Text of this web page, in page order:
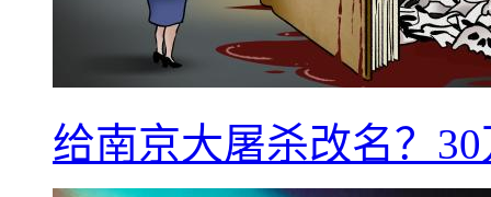
给南京大屠杀改名？